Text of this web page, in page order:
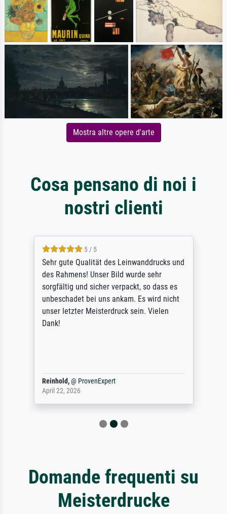
Mostra altre opere d'arte
Cosa pensano di noi i
nostri clienti
5 / 5
Sehr gute Qualität des Leinwanddrucks und
des Rahmens! Unser Bild wurde sehr
sorgfältig und sicher verpackt, so dass es
unbeschadet bei uns ankam. Es wird nicht
unser letzter Meisterdruck sein. Vielen
Dank!
Reinhold,@ ProvenExpert
April 22, 2026
Domande frequenti su
Meisterdrucke